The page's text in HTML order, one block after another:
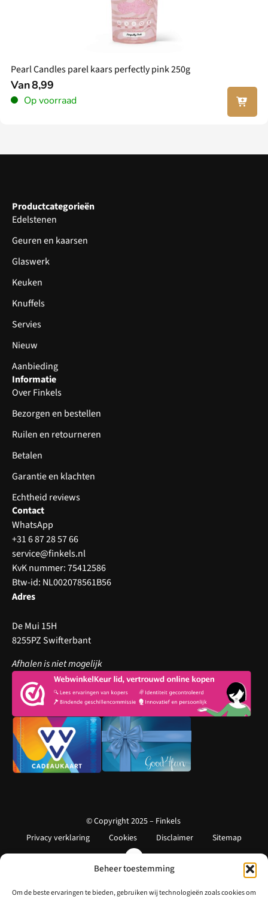
Beheer toestemming
Om de beste ervaringen te bieden, gebruiken wij technologieën zoals cookies om
Pearl Candles parel kaars perfectly pink 250g
Van8,99
Op voorraad
In jouw
winkel
Productcategorieën
Edelstenen
Geuren en kaarsen
Glaswerk
Keuken
Knuffels
Servies
Nieuw
Aanbieding
Informatie
Over Finkels
Bezorgen en bestellen
Ruilen en retourneren
Betalen
Garantie en klachten
Echtheid reviews
Contact
WhatsApp
+31 6 87 28 57 66
service@finkels.nl
KvK nummer: 75412586
Btw-id: NL002078561B56
Adres
De Mui 15H
8255PZ Swifterbant
Afhalen is niet mogelijk
© Copyright 2025 – Finkels
Privacy verklaring
Cookies Disclaimer Sitemap